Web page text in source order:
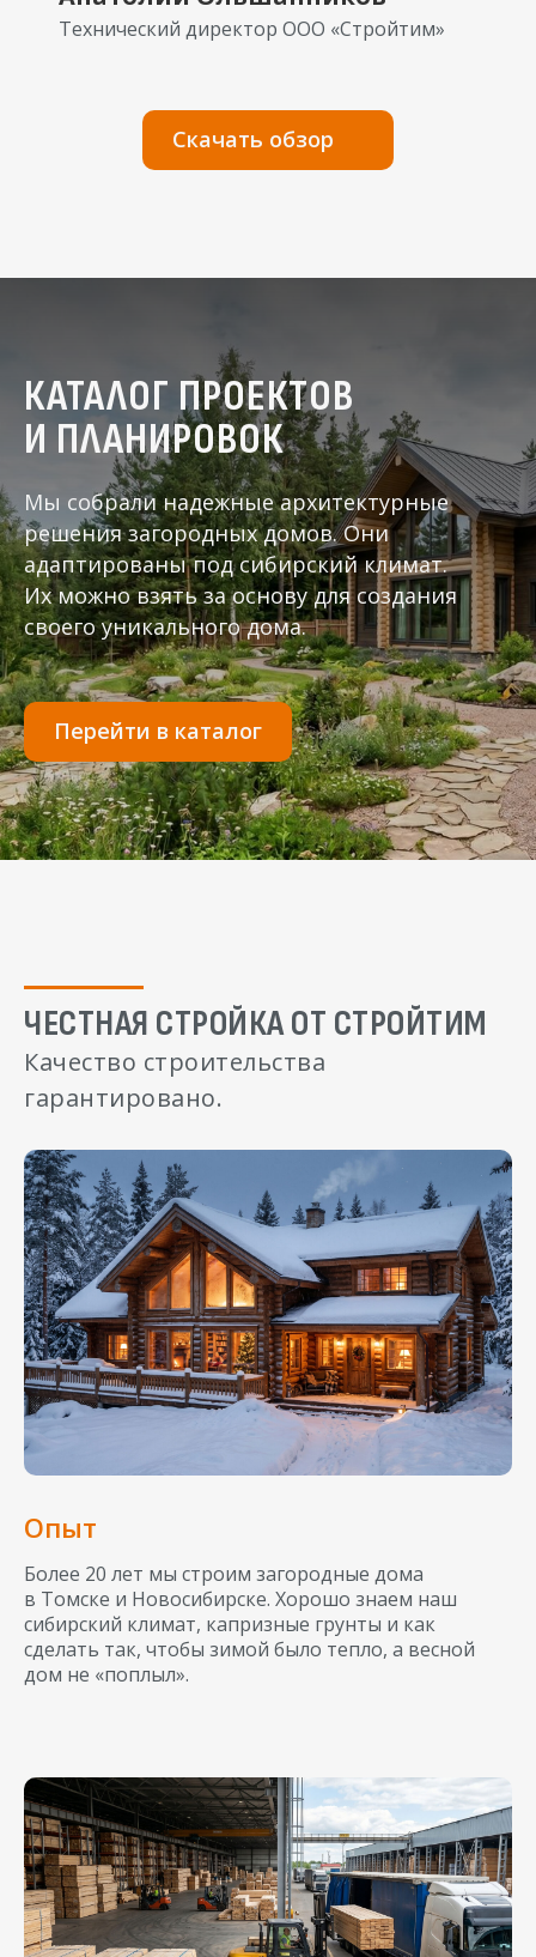
Технический директор ООО «Стройтим»
Скачать обзор
КАТАЛОГ ПРОЕКТОВ
И ПЛАНИРОВОК
Мы собрали надежные архитектурные
решения загородных домов. Они
адаптированы под сибирский климат.
Их можно взять за основу для создания
своего уникального дома.
Перейти в каталог
ЧЕСТНАЯ СТРОЙКА ОТ СТРОЙТИМ
Качество строительства
гарантировано.
Опыт
Более 20 лет мы строим загородные дома
в Томске и Новосибирске. Хорошо знаем наш
сибирский климат, капризные грунты и как
сделать так, чтобы зимой было тепло, а весной
дом не «поплыл».